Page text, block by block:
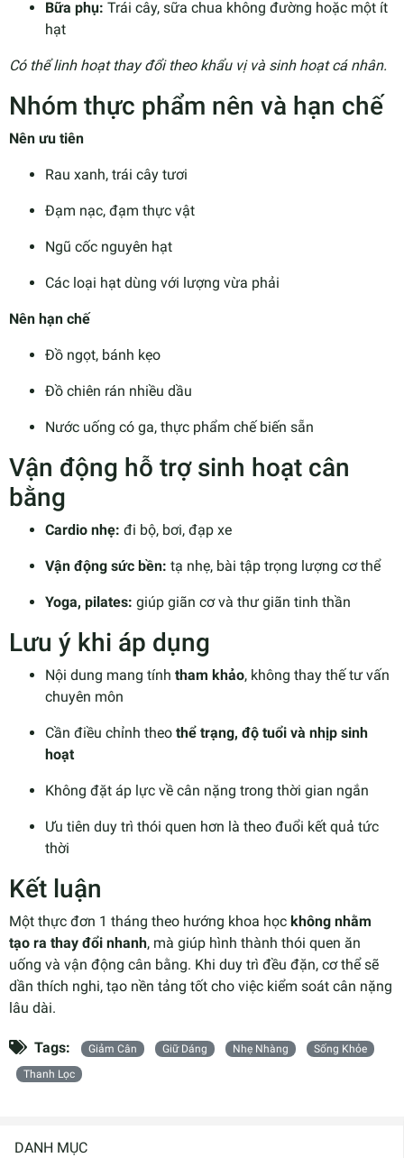
DANH MỤC
Bữa phụ: Trái cây, sữa chua không đường hoặc một ít
hạt
Có thể linh hoạt thay đổi theo khẩu vị và sinh hoạt cá nhân.
Nhóm thực phẩm nên và hạn chế
Nên ưu tiên
Rau xanh, trái cây tươi
Đạm nạc, đạm thực vật
Ngũ cốc nguyên hạt
Các loại hạt dùng với lượng vừa phải
Nên hạn chế
Đồ ngọt, bánh kẹo
Đồ chiên rán nhiều dầu
Nước uống có ga, thực phẩm chế biến sẵn
Vận động hỗ trợ sinh hoạt cân
bằng
Cardio nhẹ: đi bộ, bơi, đạp xe
Vận động sức bền: tạ nhẹ, bài tập trọng lượng cơ thể
Yoga, pilates: giúp giãn cơ và thư giãn tinh thần
Lưu ý khi áp dụng
Nội dung mang tính tham khảo, không thay thế tư vấn
chuyên môn
Cần điều chỉnh theo thể trạng, độ tuổi và nhịp sinh
hoạt
Không đặt áp lực về cân nặng trong thời gian ngắn
Ưu tiên duy trì thói quen hơn là theo đuổi kết quả tức
thời
Kết luận
Một thực đơn 1 tháng theo hướng khoa học không nhằm
tạo ra thay đổi nhanh, mà giúp hình thành thói quen ăn
uống và vận động cân bằng. Khi duy trì đều đặn, cơ thể sẽ
dần thích nghi, tạo nền tảng tốt cho việc kiểm soát cân nặng
lâu dài.
Tags: Giảm Cân Giữ Dáng Nhẹ Nhàng
Sống Khỏe
Thanh Lọc